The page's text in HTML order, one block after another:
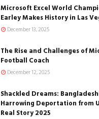
Microsoft Excel World
Earley Makes History in Las
December 13, 2025
The Rise and Challenges of
Football Coach
December 12, 2025
Shackled Dreams:
Harrowing Deportation from
Real Story 2025